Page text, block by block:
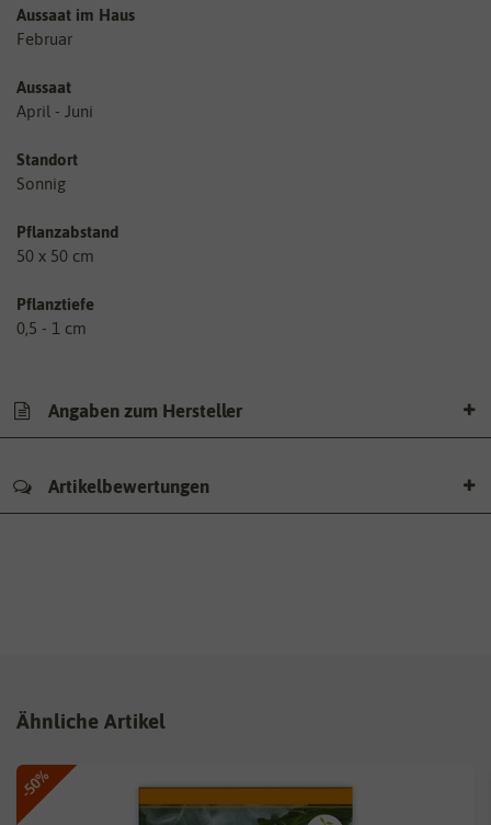
Aussaat im Haus
Februar
Aussaat
April - Juni
Standort
Sonnig
Pflanzabstand
50 x 50 cm
Pflanztiefe
0,5 - 1 cm
Angaben zum Hersteller
Artikelbewertungen
Ähnliche Artikel
-50%